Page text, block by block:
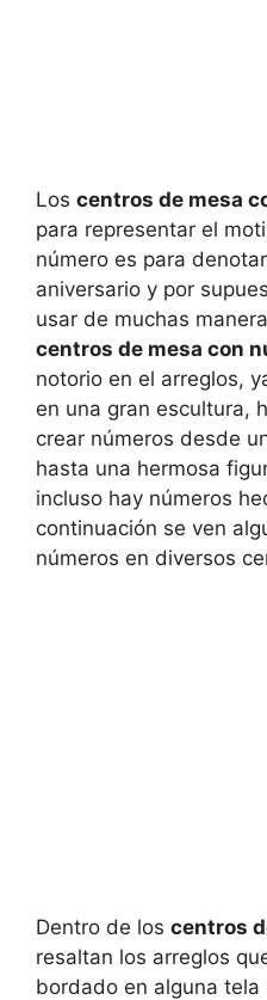
Los centros de mesa
para representar el
número es para
aniversario y por
usar de muchas
centros de mesa con
notorio en el arreglos,
en una gran escultura,
crear números desde
hasta una hermosa
incluso hay números
continuación se ven
números en diversos
Dentro de los centros
resaltan los arreglos
bordado en alguna tela